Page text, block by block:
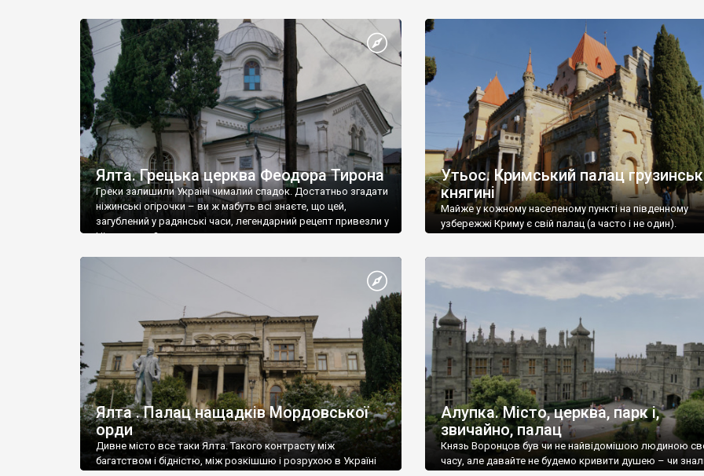
Херсонесі Володимир-язичник, став Василем-
християнином. А потім було Хрещення Русі. На честь
Херсонесу Таврійського названо місто […]
Ялта. Грецька церква Феодора Тирона
Греки залишили Україні чималий спадок. Достатньо згадати
ніжинські огірочки – ви ж мабуть всі знаєте, що цей,
загублений у радянські часи, легендарний рецепт привезли у
Ніжин греки?
Утьос. Кримський палац
княгині
Майже у кожному населеному пункті на південному
узбережжі Криму є свій палац (а часто і не один).
Ялта . Палац нащадків Мордовської
орди
Дивне місто все таки Ялта. Такого контрасту між
багатством і бідністю, між розкішшю і розрухою в Україні
Алупка. Місто, церква, парк і,
звичайно, палац
Князь Воронцов був чи не найвідомішою людиною
часу, але давайте не будемо кривити душею – чи